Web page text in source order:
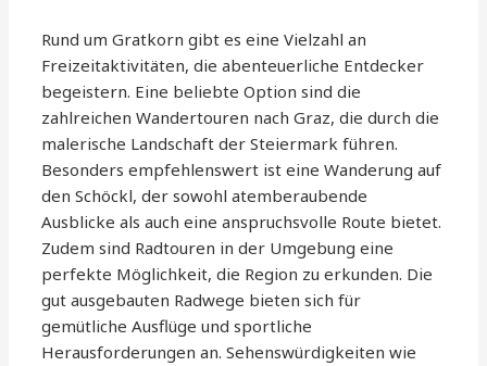
Rund um Gratkorn gibt es eine Vielzahl an
Freizeitaktivitäten, die abenteuerliche Entdecker
begeistern. Eine beliebte Option sind die
zahlreichen Wandertouren nach Graz, die durch die
malerische Landschaft der Steiermark führen.
Besonders empfehlenswert ist eine Wanderung auf
den Schöckl, der sowohl atemberaubende
Ausblicke als auch eine anspruchsvolle Route bietet.
Zudem sind Radtouren in der Umgebung eine
perfekte Möglichkeit, die Region zu erkunden. Die
gut ausgebauten Radwege bieten sich für
gemütliche Ausflüge und sportliche
Herausforderungen an. Sehenswürdigkeiten wie